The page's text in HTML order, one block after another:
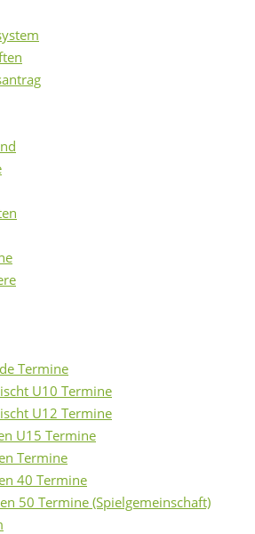
Termine
U10 Termine
U12 Termine
U15 Termine
Termine
40 Termine
50 Termine (Spielgemeinschaft)